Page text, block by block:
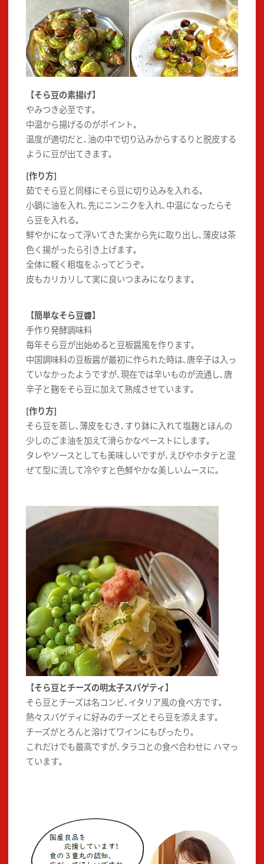
【そら豆の素揚げ】
やみつき必至です｡
中温から揚げるのがポイント｡
温度が適切だと､油の中で切り込みからするりと脱皮する
ように豆が出てきます｡
[作り方]
茹でそら豆と同様にそら豆に切り込みを入れる｡
小鍋に油を入れ､先にニンニクを入れ､中温になったらそ
ら豆を入れる｡
鮮やかになって浮いてきた実から先に取り出し､薄皮は茶
色く揚がったら引き上げます｡
全体に軽く粗塩をふってどうぞ｡
皮もカリカリして実に良いつまみになります｡
【簡単なそら豆醬】
手作り発酵調味料
毎年そら豆が出始めると豆板醤風を作ります｡
中国調味料の豆板醤が最初に作られた時は､唐辛子は入っ
ていなかったようですが､現在では辛いものが流通し､唐
辛子と麹をそら豆に加えて熟成させています｡
[作り方]
そら豆を蒸し､薄皮をむき､すり鉢に入れて塩麹とほんの
少しのごま油を加えて滑らかなペーストにします｡
タレやソースとしても美味しいですが､えびやホタテと混
ぜて型に流して冷やすと色鮮やかな美しいムースに｡
【そら豆とチーズの明太子スパゲティ】
そら豆とチーズは名コンビ､イタリア風の食べ方です｡
熱々スパゲティに好みのチーズとそら豆を添えます｡
チーズがとろんと溶けてワインにもぴったり｡
これだけでも最高ですが､タラコとの食べ合わせに ハマっ
ています｡